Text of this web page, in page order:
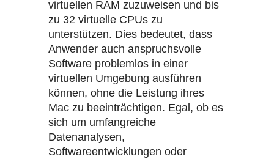
virtuellen RAM zuzuweisen und bis
zu 32 virtuelle CPUs zu
unterstützen. Dies bedeutet, dass
Anwender auch anspruchsvolle
Software problemlos in einer
virtuellen Umgebung ausführen
können, ohne die Leistung ihres
Mac zu beeinträchtigen. Egal, ob es
sich um umfangreiche
Datenanalysen,
Softwareentwicklungen oder